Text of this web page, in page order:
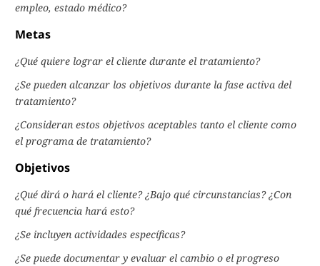
empleo, estado médico?
Metas
¿Qué quiere lograr el cliente durante el tratamiento?
¿Se pueden alcanzar los objetivos durante la fase activa del
tratamiento?
¿Consideran estos objetivos aceptables tanto el cliente como
el programa de tratamiento?
Objetivos
¿Qué dirá o hará el cliente? ¿Bajo qué circunstancias? ¿Con
qué frecuencia hará esto?
¿Se incluyen actividades específicas?
¿Se puede documentar y evaluar el cambio o el progreso